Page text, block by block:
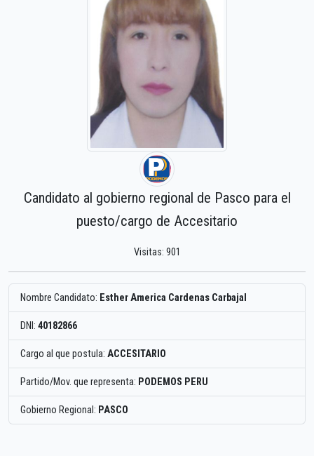
Candidato al gobierno regional de Pasco para el
puesto/cargo de Accesitario
Visitas: 901
Nombre Candidato: Esther America Cardenas Carbajal
DNI: 40182866
Cargo al que postula: ACCESITARIO
Partido/Mov. que representa: PODEMOS PERU
Gobierno Regional: PASCO